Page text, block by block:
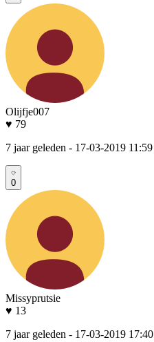
Olijfje007
♥ 79
7 jaar geleden - 17-03-2019 11:59
0
Missyprutsie
♥ 13
7 jaar geleden - 17-03-2019 17:40